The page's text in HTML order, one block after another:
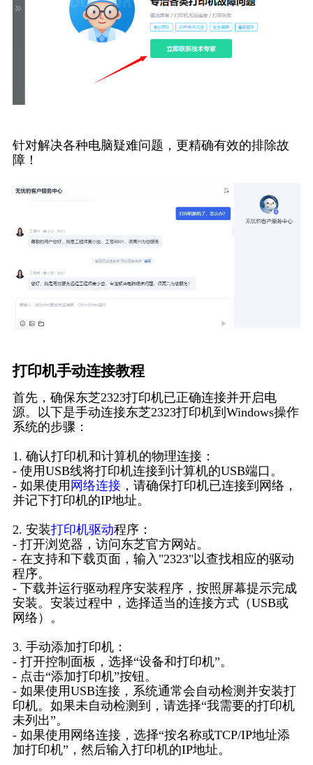
针对解决各种电脑疑难问题，更精确有效的排除故
障！
打印机手动连接教程
首先，确保东芝2323打印机已正确连接并开启电
源。以下是手动连接东芝2323打印机到Windows操作
系统的步骤：
1. 确认打印机和计算机的物理连接：
- 使用USB线将打印机连接到计算机的USB端口。
- 如果使用 网络连接，请确保打印机已连接到网络，
并记下打印机的IP地址。
2. 安装打印机驱动程序：
- 打开浏览器，访问东芝官方网站。
- 在支持和下载页面，输入"2323"以查找相应的驱动
程序。
- 下载并运行驱动程序安装程序，按照屏幕提示完成
安装。安装过程中，选择适当的连接方式（USB或
网络）。
3. 手动添加打印机：
- 打开控制面板，选择“设备和打印机”。
- 点击“添加打印机”按钮。
- 如果使用USB连接，系统通常会自动检测并安装打
印机。如果未自动检测到，请选择“我需要的打印机
未列出”。
- 如果使用网络连接，选择“按名称或TCP/IP地址添
加打印机”，然后输入打印机的IP地址。